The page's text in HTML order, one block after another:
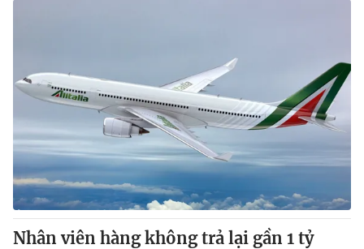
Nhân viên hàng không trả lại gần 1 tỷ